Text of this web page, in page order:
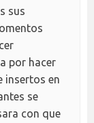
sus
por hacer
insertos en
se
con que